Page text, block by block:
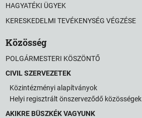
HAGYATÉKI ÜGYEK
KERESKEDELMI TEVÉKENYSÉG VÉGZÉSE
Közösség
POLGÁRMESTERI KÖSZÖNTŐ
CIVIL SZERVEZETEK
Közintézményi alapítványok
Helyi regisztrált önszerveződő közösségek
AKIKRE BÜSZKÉK VAGYUNK